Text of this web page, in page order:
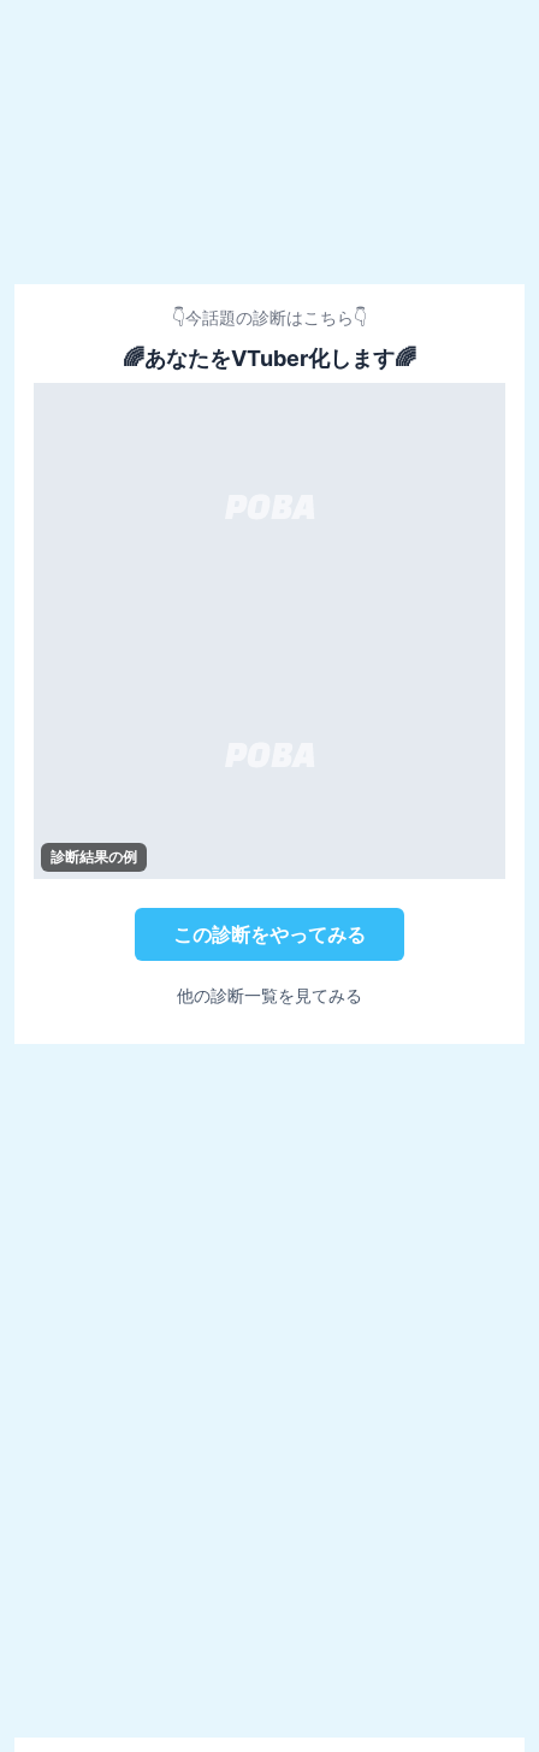
👇今話題の診断はこちら👇
🌈あなたをVTuber化します🌈
診断結果の例
この診断をやってみる
他の診断一覧を見てみる